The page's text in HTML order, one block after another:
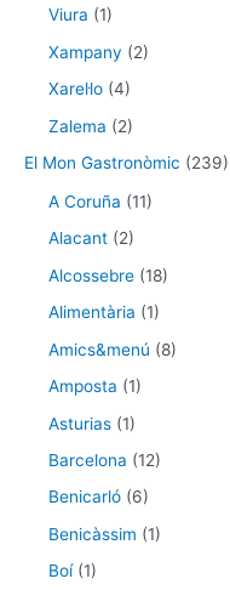
Viura (1)
Xampany (2)
Xarel·lo (4)
Zalema (2)
El Mon Gastronòmic (239)
A Coruña (11)
Alacant (2)
Alcossebre (18)
Alimentària (1)
Amics&menú (8)
Amposta (1)
Asturias (1)
Barcelona (12)
Benicarló (6)
Benicàssim (1)
Boí(1)